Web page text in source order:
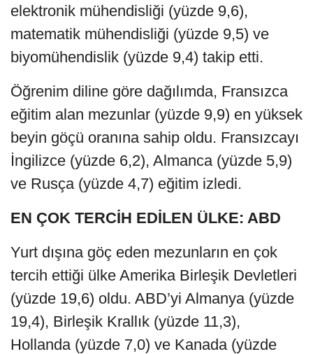
elektronik mühendisliği (yüzde 9,6),
matematik mühendisliği (yüzde 9,5) ve
biyomühendislik (yüzde 9,4) takip etti.
Öğrenim diline göre dağılımda, Fransızca
eğitim alan mezunlar (yüzde 9,9) en yüksek
beyin göçü oranına sahip oldu. Fransızcayı
İngilizce (yüzde 6,2), Almanca (yüzde 5,9)
ve Rusça (yüzde 4,7) eğitim izledi.
EN ÇOK TERCİH EDİLEN ÜLKE: ABD
Yurt dışına göç eden mezunların en çok
tercih ettiği ülke Amerika Birleşik Devletleri
(yüzde 19,6) oldu. ABD’yi Almanya (yüzde
19,4), Birleşik Krallık (yüzde 11,3),
Hollanda (yüzde 7,0) ve Kanada (yüzde